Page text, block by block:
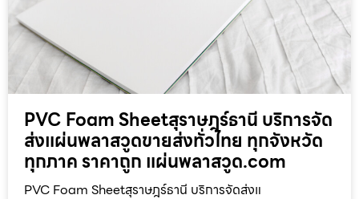
PVC Foam Sheetสุราษฎร์ธานี บริการจัด
ส่งแผ่นพลาสวูดขายส่งทั่วไทย ทุกจังหวัด
ทุกภาค ราคาถูก แผ่นพลาสวูด.com
PVC Foam Sheetสุราษฎร์ธานี บริการจัดส่งแ